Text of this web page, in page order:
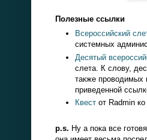
Полезные ссылки
Всероссийский
системных
Десятый
слета. К слову,
также проводимых
приведенной
Квест от Radmin
p.s. Ну а пока все